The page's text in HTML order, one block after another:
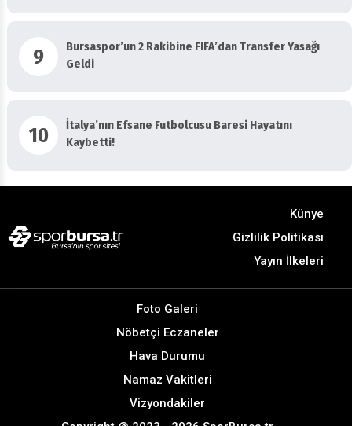
9
Bursaspor’un 2 Rakibine FIFA’dan Transfer Yasağı
Geldi
10
İtalya’nın Efsane Futbolcusu Baresi Hayatını
Kaybetti!
Künye
Gizlilik Politikası
Yayın İlkeleri
Foto Galeri
Nöbetçi Eczaneler
Hava Durumu
Namaz Vakitleri
Vizyondakiler